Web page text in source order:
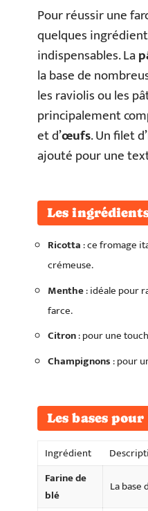
Pour réussir une
quelques
indispensables. La
la base de
les raviolis ou les
principalement
et d’œufs. Un filet d’
ajouté pour une
Les
Ricotta: ce fromage
crémeuse.
Menthe: idéale pour
farce.
Citron: pour une
Champignons: pour
Les bases
Ingrédient
Farine de
blé
La base